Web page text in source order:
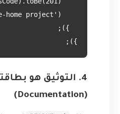
});
4. التوثيق هو
(Documentation)